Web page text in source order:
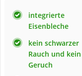
integrierte
Eisenbleche
kein schwarzer
Rauch und kein
Geruch